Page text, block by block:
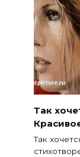
Так
Так